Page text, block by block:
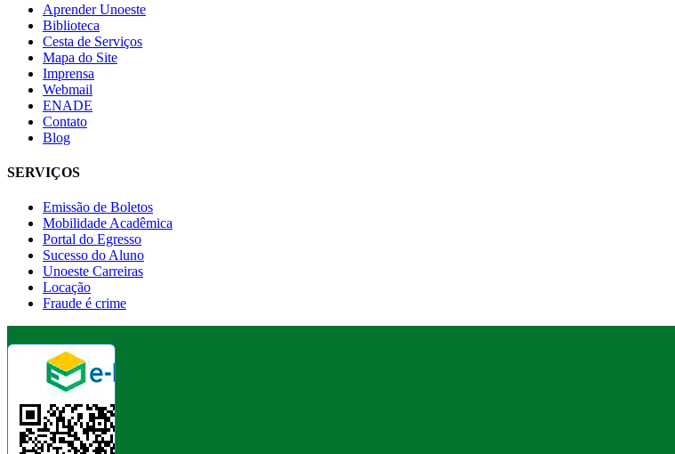
Aprender Unoeste
Biblioteca
Cesta de Serviços
Mapa do Site
Imprensa
Webmail
ENADE
Contato
Blog
SERVIÇOS
Emissão de Boletos
Mobilidade Acadêmica
Portal do Egresso
Sucesso do Aluno
Unoeste Carreiras
Locação
Fraude é crime